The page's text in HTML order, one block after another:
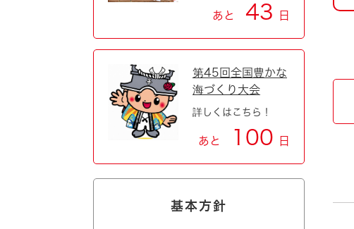
あと 43 日
第45回全国豊かな
海づくり大会
詳しくはこちら！
あと 100 日
基本方針